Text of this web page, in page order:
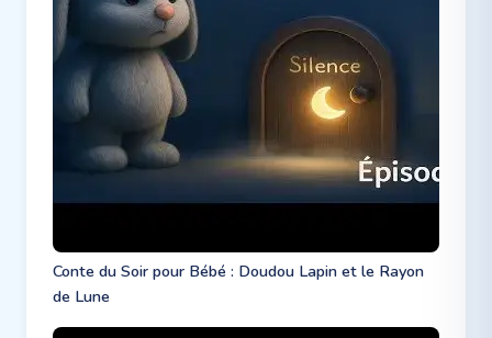
Conte du Soir pour Bébé : Doudou Lapin et le Rayon
de Lune